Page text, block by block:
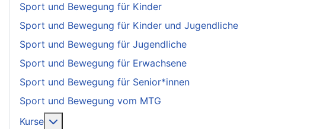
Sport und Bewegung für Kinder
Sport und Bewegung für Kinder und Jugendliche
Sport und Bewegung für Jugendliche
Sport und Bewegung für Erwachsene
Sport und Bewegung für Senior*innen
Sport und Bewegung vom MTG
Kurse